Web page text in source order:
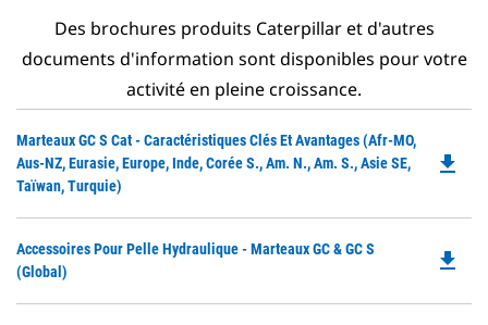
Des brochures produits Caterpillar et d'autres
documents d'information sont disponibles pour votre
activité en pleine croissance.
Marteaux GC S Cat - Caractéristiques Clés Et Avantages (Afr-MO,
Aus-NZ, Eurasie, Europe, Inde, Corée S., Am. N., Am. S., Asie SE,
Taïwan, Turquie)
file_download
Accessoires Pour Pelle Hydraulique - Marteaux GC & GC S
(Global)
file_download